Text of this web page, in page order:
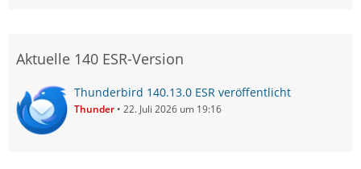
Aktuelle 140 ESR-Version
Thunderbird 140.13.0 ESR veröffentlicht
Thunder 22. Juli 2026 um 19:16